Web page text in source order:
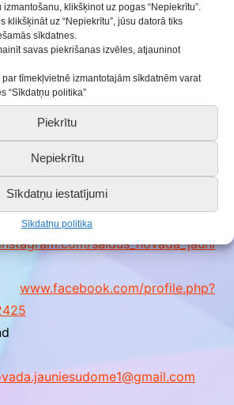
klikšķinot uz pogas “Nepiekrītu”.
klikšķināt uz “Nepiekrītu”, jūsu datorā tiks
sīkdatnes.
savas piekrišanas izvēles, atjauninot
tīmekļvietnē izmantotajām sīkdatnēm varat
“Sīkdatņu politika”
Piekrītu
Nepiekrītu
Sīkdatņu iestatījumi
Sīkdatņu politika
un jauniešus sveikt ieradās arī
priekšsēdētāja vietniece
un kultūras jomā Inta Vanaga,
lietu komisijas priekšsēdētāja
un Saldus Bērnu un jaunatnes
Vaļko, kā arī kolēģi no Saldus
mājām.
Jauniešu domes aktualitātēm
sociālajos tīklos:
saldus_novada_jauni
www.facebook.com/profile.php?